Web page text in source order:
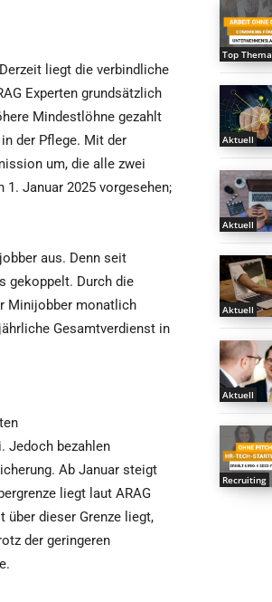
liegt die verbindliche
Experten grundsätzlich
Mindestlöhne gezahlt
der Pflege. Mit der
um, die alle zwei
Januar 2025 vorgesehen;
aus. Denn seit
gekoppelt. Durch die
Minijobber monatlich
Gesamtverdienst in
Jedoch bezahlen
Ab Januar steigt
liegt laut ARAG
über dieser Grenze liegt,
der geringeren
Top Thema
Aktuell
Aktuell
Aktuell
Aktuell
Recruiting